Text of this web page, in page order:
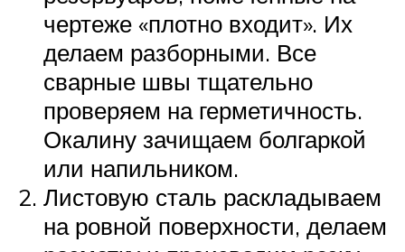
чертеже «плотно входит». Их
делаем разборными. Все
сварные швы тщательно
проверяем на герметичность.
Окалину зачищаем болгаркой
или напильником.
Листовую сталь раскладываем
на ровной поверхности, делаем